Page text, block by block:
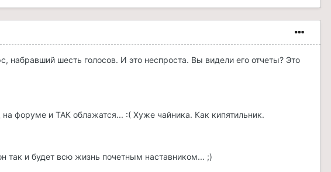
набравший шесть голосов. И это неспроста. Вы видели его отчеты? Это
форуме и ТАК облажатся... :( Хуже чайника. Как кипятильник.
так и будет всю жизнь почетным наставником... ;)